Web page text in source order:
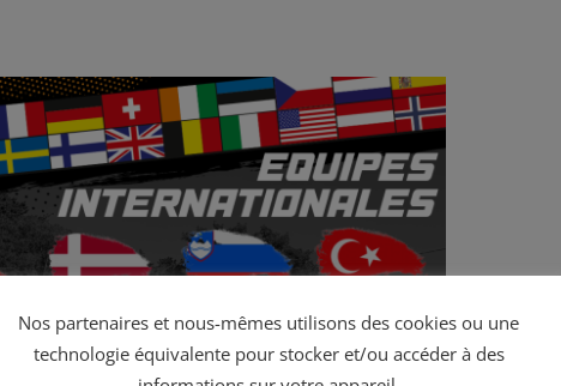
Nos partenaires et nous-mêmes utilisons des cookies ou une
technologie équivalente pour stocker et/ou accéder à des